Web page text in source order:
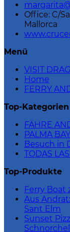
Office: C/
Mallorca
Menü
VISIT
Home
FERRY
Top-Kategorien
FÄHRE
PALMA
Besuch in
TODAS
Top-Produkte
Ferry Boat
Aus
Sant Elm
Sunset